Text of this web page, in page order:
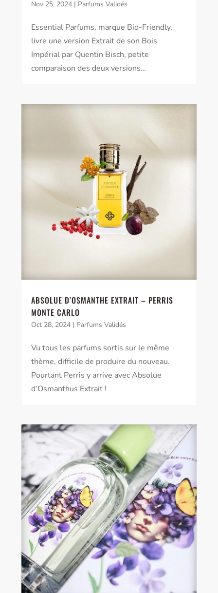
Nov 25, 2024| Parfums Validés
Essential Parfums, marque Bio-Friendly,
livre une version Extrait de son Bois
Impérial par Quentin Bisch, petite
comparaison des deux versions…
ABSOLUE D’OSMANTHE EXTRAIT – PERRIS
MONTE CARLO
Oct 28, 2024| Parfums Validés
Vu tous les parfums sortis sur le même
thème, difficile de produire du nouveau.
Pourtant Perris y arrive avec Absolue
d’Osmanthus Extrait !